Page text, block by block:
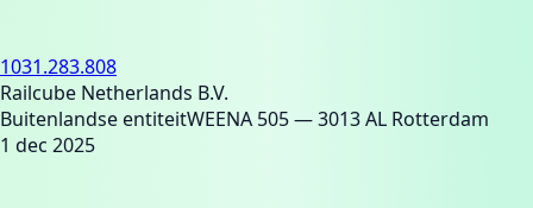
1031.283.808
Railcube Netherlands B.V.
Buitenlandse entiteitWEENA 505— 3013 AL Rotterdam
1 dec 2025